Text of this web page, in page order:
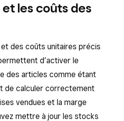
les coûts des
des coûts unitaires précis
d’activer le
des articles comme étant
de calculer correctement
vendues et la marge
mettre à jour les stocks